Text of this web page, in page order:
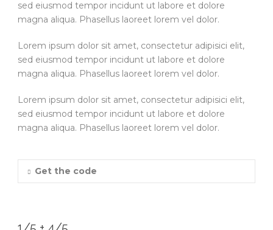
sed eiusmod tempor incidunt ut labore et dolore
magna aliqua. Phasellus laoreet lorem vel dolor.
Lorem ipsum dolor sit amet, consectetur adipisici elit,
sed eiusmod tempor incidunt ut labore et dolore
magna aliqua. Phasellus laoreet lorem vel dolor.
Lorem ipsum dolor sit amet, consectetur adipisici elit,
sed eiusmod tempor incidunt ut labore et dolore
magna aliqua. Phasellus laoreet lorem vel dolor.
Get the code